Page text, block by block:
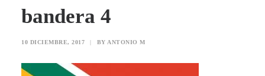
SEARCH
bandera 4
10 DICIEMBRE, 2017 | BY ANTONIO M